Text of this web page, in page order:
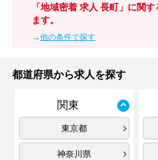
「地域密着 求人 長町」に関
ます。
→他の条件で探す
都道府県から求人を探す
関東
東京都
神奈川県